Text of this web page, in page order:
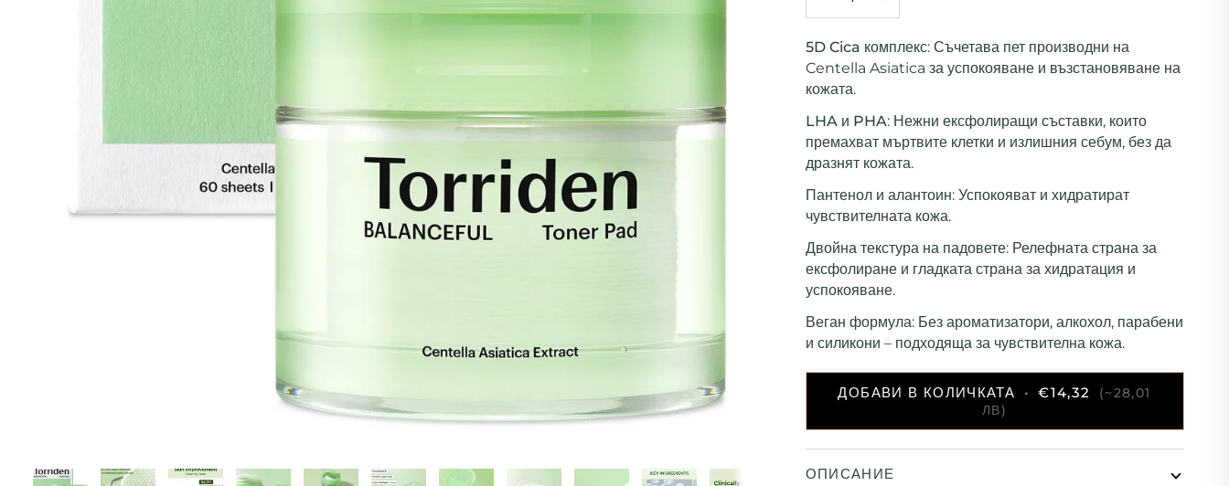
5D Cica комплекс: Съчетава пет производни на
Centella Asiatica за успокояване и възстановяване на
кожата.
LHA и PHA: Нежни ексфолиращи съставки, които
премахват мъртвите клетки и излишния себум, без да
дразнят кожата.
Пантенол и алантоин: Успокояват и хидратират
чувствителната кожа.
Двойна текстура на падовете: Релефната страна за
ексфолиране и гладката страна за хидратация и
успокояване.
Веган формула: Без ароматизатори, алкохол, парабени
и силикони – подходяща за чувствителна кожа.
ДОБАВИ В КОЛИЧКАТА • €14,32
ЛВ)
ОПИСАНИЕ